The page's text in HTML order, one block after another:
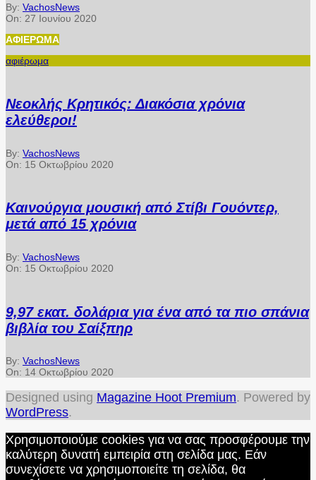
By: VachosNews
On: 27 Ιουνίου 2020
ΑΦΙΈΡΩΜΑ
αφιέρωμα
Νεοκλής Κρητικός: Διακόσια χρόνια
ελεύθεροι!
By: VachosNews
On: 15 Οκτωβρίου 2020
Καινούργια μουσική από Στίβι Γουόντερ,
μετά από 15 χρόνια
By: VachosNews
On: 15 Οκτωβρίου 2020
9,97 εκατ. δολάρια για ένα από τα πιο σπάνια
βιβλία του Σαίξπηρ
By: VachosNews
On: 14 Οκτωβρίου 2020
Designed using Magazine Hoot Premium. Powered by
WordPress.
Χρησιμοποιούμε cookies για να σας προσφέρουμε την
καλύτερη δυνατή εμπειρία στη σελίδα μας. Εάν
συνεχίσετε να χρησιμοποιείτε τη σελίδα, θα